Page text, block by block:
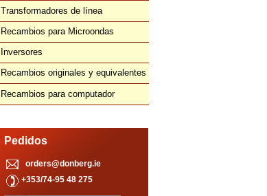
Transformadores de línea
Recambios para Microondas
Inversores
Recambios originales y equivalentes
Recambios para computador
Pedidos
orders@donberg.ie
+353/74-95 48 275